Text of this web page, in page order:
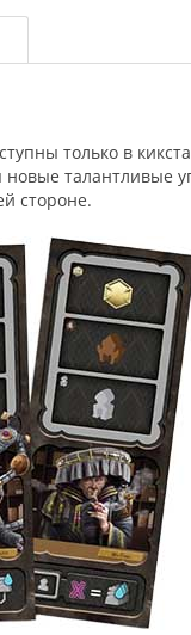
только в
талантливые
стороне.